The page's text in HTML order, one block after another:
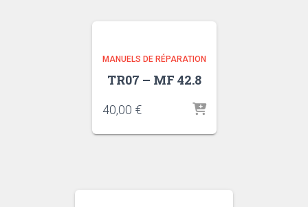
MANUELS DE RÉPARATION
TR07 – MF 42.8
40,00 €